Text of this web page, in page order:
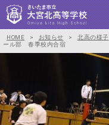
HOME > お知らせ > 北高の様子
ール部 春季校内合宿